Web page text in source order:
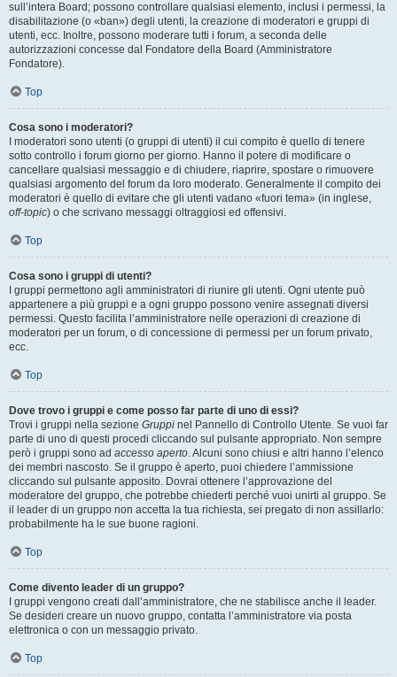
sull’intera Board; possono controllare qualsiasi elemento, inclusi i permessi, la
disabilitazione (o «ban») degli utenti, la creazione di moderatori e gruppi di
utenti, ecc. Inoltre, possono moderare tutti i forum, a seconda delle
autorizzazioni concesse dal Fondatore della Board (Amministratore
Fondatore).
Top
Cosa sono i moderatori?
I moderatori sono utenti (o gruppi di utenti) il cui compito è quello di tenere
sotto controllo i forum giorno per giorno. Hanno il potere di modificare o
cancellare qualsiasi messaggio e di chiudere, riaprire, spostare o rimuovere
qualsiasi argomento del forum da loro moderato. Generalmente il compito dei
moderatori è quello di evitare che gli utenti vadano «fuori tema» (in inglese,
off-topic) o che scrivano messaggi oltraggiosi ed offensivi.
Top
Cosa sono i gruppi di utenti?
I gruppi permettono agli amministratori di riunire gli utenti. Ogni utente può
appartenere a più gruppi e a ogni gruppo possono venire assegnati diversi
permessi. Questo facilita l’amministratore nelle operazioni di creazione di
moderatori per un forum, o di concessione di permessi per un forum privato,
ecc.
Top
Dove trovo i gruppi e come posso far parte di uno di essi?
Trovi i gruppi nella sezione Gruppi nel Pannello di Controllo Utente. Se vuoi far
parte di uno di questi procedi cliccando sul pulsante appropriato. Non sempre
però i gruppi sono ad accesso aperto. Alcuni sono chiusi e altri hanno l’elenco
dei membri nascosto. Se il gruppo è aperto, puoi chiedere l’ammissione
cliccando sul pulsante apposito. Dovrai ottenere l’approvazione del
moderatore del gruppo, che potrebbe chiederti perché vuoi unirti al gruppo. Se
il leader di un gruppo non accetta la tua richiesta, sei pregato di non assillarlo:
probabilmente ha le sue buone ragioni.
Top
Come divento leader di un gruppo?
I gruppi vengono creati dall’amministratore, che ne stabilisce anche il leader.
Se desideri creare un nuovo gruppo, contatta l’amministratore via posta
elettronica o con un messaggio privato.
Top